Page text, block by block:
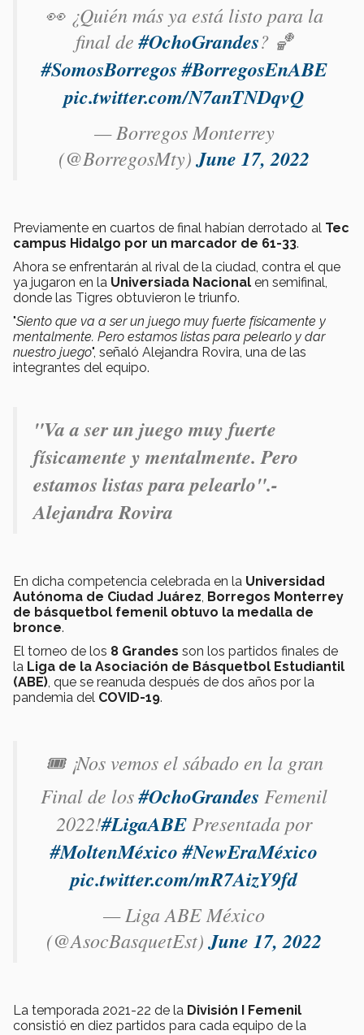
👀 ¿Quién más ya está listo para la
final de#OchoGrandes? 🏀
#SomosBorregos#BorregosEnABE
pic.twitter.com/N7anTNDqvQ
— Borregos Monterrey
(@BorregosMty)June 17, 2022
Previamente en cuartos de final habían derrotado al Tec
campus Hidalgo por un marcador de 61-33.
Ahora se enfrentarán al rival de la ciudad, contra el que
ya jugaron en la Universiada Nacional en semifinal,
donde las Tigres obtuvieron le triunfo.
"Siento que va a ser un juego muy fuerte físicamente y
mentalmente. Pero estamos listas para pelearlo y dar
nuestro juego", señaló Alejandra Rovira, una de las
integrantes del equipo.
"Va a ser un juego muy fuerte
físicamente y mentalmente. Pero
estamos listas para pelearlo".-
Alejandra Rovira
En dicha competencia celebrada en la Universidad
Autónoma de Ciudad Juárez Borregos Monterrey
de básquetbol femenil obtuvo la medalla de
bronce.
El torneo de los 8 Grandes son los partidos finales de
la Liga de la Asociación de Básquetbol Estudiantil
(ABE) , que se reanuda después de dos años por la
pandemia del COVID-19.
🎟 ¡Nos vemos el sábado en la gran
Final de los#OchoGrandes Femenil
2022!#LigaABE Presentada por
#MoltenMéxico #NewEraMéxico
pic.twitter.com/mR7AizY9fd
— Liga ABE México
(@AsocBasquetEst)June 17, 2022
La temporada 2021-22 de la División I Femenil
consistió en diez partidos para cada equipo de la